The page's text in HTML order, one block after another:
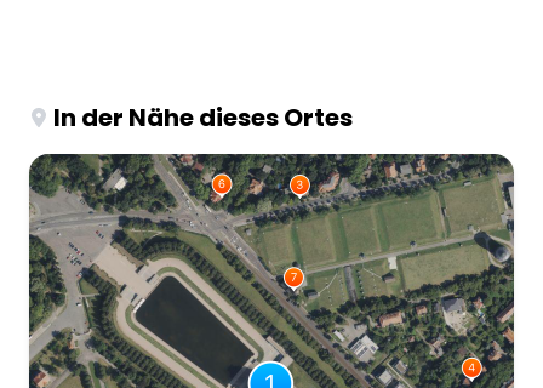
In der Nähe dieses Ortes